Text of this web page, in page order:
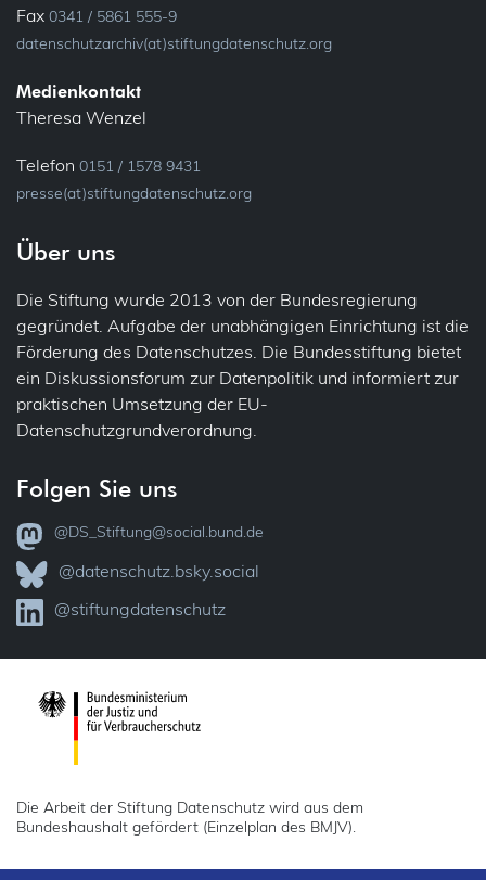
Fax 0341 / 5861 555-9
datenschutzarchiv(at)stiftungdatenschutz.org
Medienkontakt
Theresa Wenzel
Telefon 0151 / 1578 9431
presse(at)stiftungdatenschutz.org
Über uns
Die Stiftung wurde 2013 von der Bundesregierung
gegründet. Aufgabe der unabhängigen Einrichtung ist die
Förderung des Datenschutzes. Die Bundesstiftung bietet
ein Diskussionsforum zur Datenpolitik und informiert zur
praktischen Umsetzung der EU-
Datenschutzgrundverordnung.
Folgen Sie uns
@DS_Stiftung@social.bund.de
@datenschutz.bsky.social
@stiftungdatenschutz
Die Arbeit der Stiftung Datenschutz wird aus dem
Bundeshaushalt gefördert (Einzelplan des BMJV).